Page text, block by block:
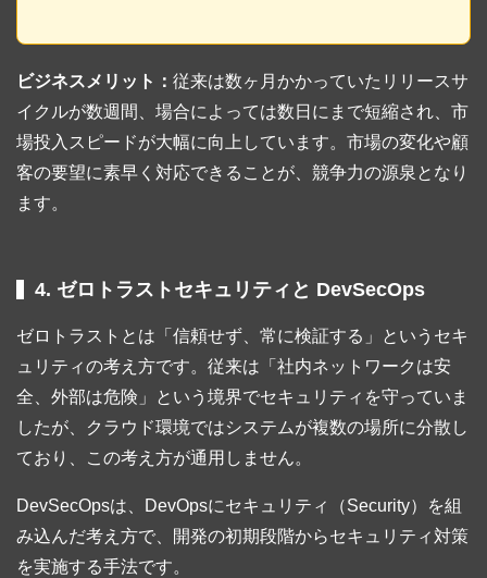
ビジネスメリット： 従来は数ヶ月かかっていたリリースサ
イクルが数週間、場合によっては数日にまで短縮され、市
場投入スピードが大幅に向上しています。市場の変化や顧
客の要望に素早く対応できることが、競争力の源泉となり
ます。
4. ゼロトラストセキュリティと DevSecOps
ゼロトラストとは「信頼せず、常に検証する」というセキ
ュリティの考え方です。従来は「社内ネットワークは安
全、外部は危険」という境界でセキュリティを守っていま
したが、クラウド環境ではシステムが複数の場所に分散し
ており、この考え方が通用しません。
DevSecOpsは、DevOpsにセキュリティ（Security）を組
み込んだ考え方で、開発の初期段階からセキュリティ対策
を実施する手法です。